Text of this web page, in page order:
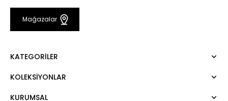
Mağazalar
KATEGORILER
Elbise
KOLEKSIYONLAR
KURUMSAL